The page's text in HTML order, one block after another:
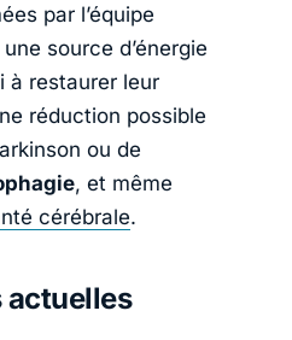
par l’équipe
source d’énergie
à restaurer leur
réduction possible
ou de
, et même
cérébrale.
actuelles